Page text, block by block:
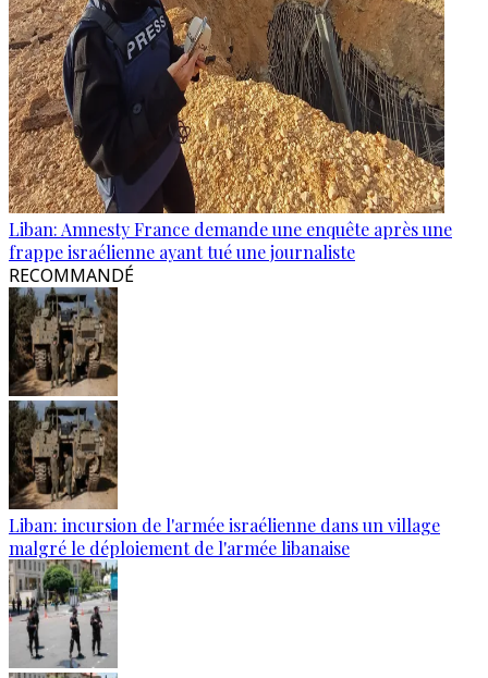
Liban: Amnesty France demande une enquête après une
frappe israélienne ayant tué une journaliste
RECOMMANDÉ
Liban: incursion de l'armée israélienne dans un village
malgré le déploiement de l'armée libanaise